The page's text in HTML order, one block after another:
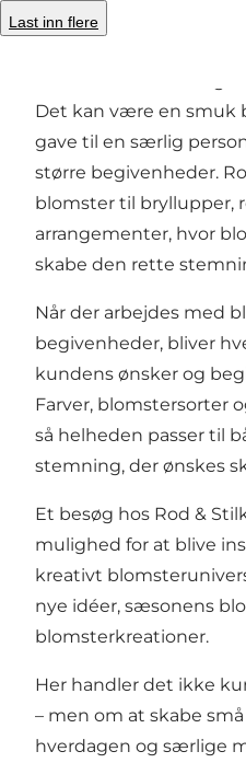
Last inn flere
Butikken tilbyder et
Det kan være en smuk
gave til en særlig
større begivenheder.
blomster til bryllupper,
arrangementer, hvor
skabe den rette
Når der arbejdes med
begivenheder, bliver
kundens ønsker og
Farver, blomstersorter
så helheden passer til
stemning, der ønskes
Et besøg hos Rod &
mulighed for at blive
kreativt
nye idéer, sæsonens
blomsterkreationer.
Her handler det ikke
– men om at skabe
hverdagen og særlige